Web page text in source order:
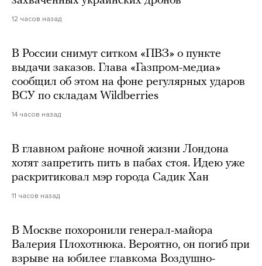
12 часов назад
В России снимут ситком «ПВЗ» о пункте
выдачи заказов. Глава «Газпром-медиа»
сообщил об этом на фоне регулярных ударов
ВСУ по складам Wildberries
14 часов назад
В главном районе ночной жизни Лондона
хотят запретить пить в пабах стоя. Идею уже
раскритиковал мэр города Садик Хан
11 часов назад
В Москве похоронили генерал-майора
Валерия Плохотнюка. Вероятно, он погиб при
взрыве на юбилее главкома Воздушно-